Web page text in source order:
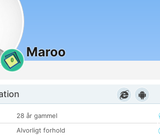
0
Maroo
28 år gammel
Alvorligt forhold